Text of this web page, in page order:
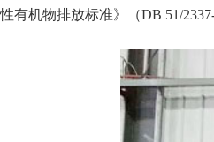
性有机物排放标准》（DB 51/